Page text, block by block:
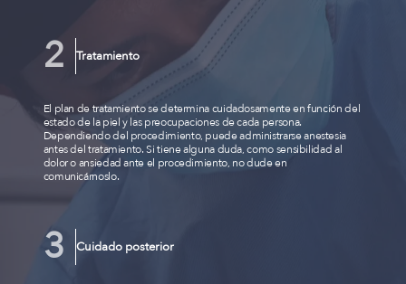
Tratamiento
El plan de tratamiento se determina cuidadosamente en función del
estado de la piel y las preocupaciones de cada persona.
Dependiendo del procedimiento, puede administrarse anestesia
antes del tratamiento. Si tiene alguna duda, como sensibilidad al
dolor o ansiedad ante el procedimiento, no dude en
comunicárnoslo.
Cuidado posterior